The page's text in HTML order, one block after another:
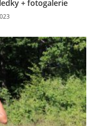
+ fotogalerie